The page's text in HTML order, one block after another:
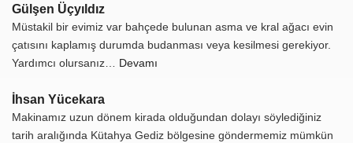
Gülşen Üçyıldız
Müstakil bir evimiz var bahçede bulunan asma ve kral ağacı evin
çatısını kaplamış durumda budanması veya kesilmesi gerekiyor.
Yardımcı olursanız… Devamı
İhsan Yücekara
Makinamız uzun dönem kirada olduğundan dolayı söylediğiniz
tarih aralığında Kütahya Gediz bölgesine göndermemiz mümkün